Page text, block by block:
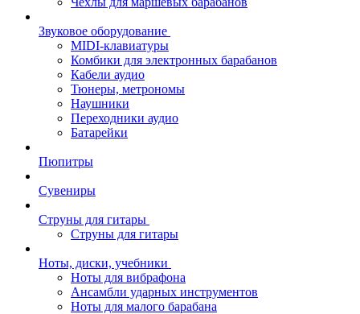
Звуковое оборудование
MIDI-клавиатуры
Комбики для электронных барабанов
Кабели аудио
Тюнеры, метрономы
Наушники
Переходники аудио
Батарейки
Пюпитры
Сувениры
Струны для гитары
Струны для гитары
Ноты, диски, учебники
Ноты для вибрафона
Ансамбли ударных инструментов
Ноты для малого барабана